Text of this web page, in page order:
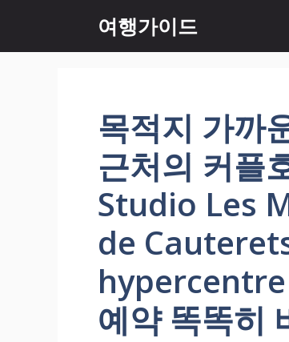
츠
여행가이드
목적지 가까
근처의 커플
Studio Les
de
예약 똑똑히